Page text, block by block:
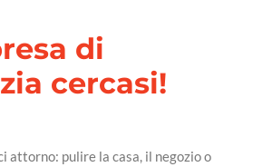
di
cercasi!
attorno: pulire la casa, il negozio o